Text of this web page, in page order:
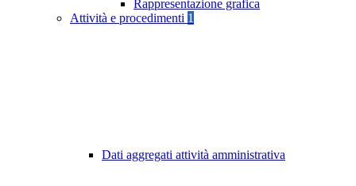
Rappresentazione grafica
Attività e procedimenti 1
Dati aggregati attività amministrativa